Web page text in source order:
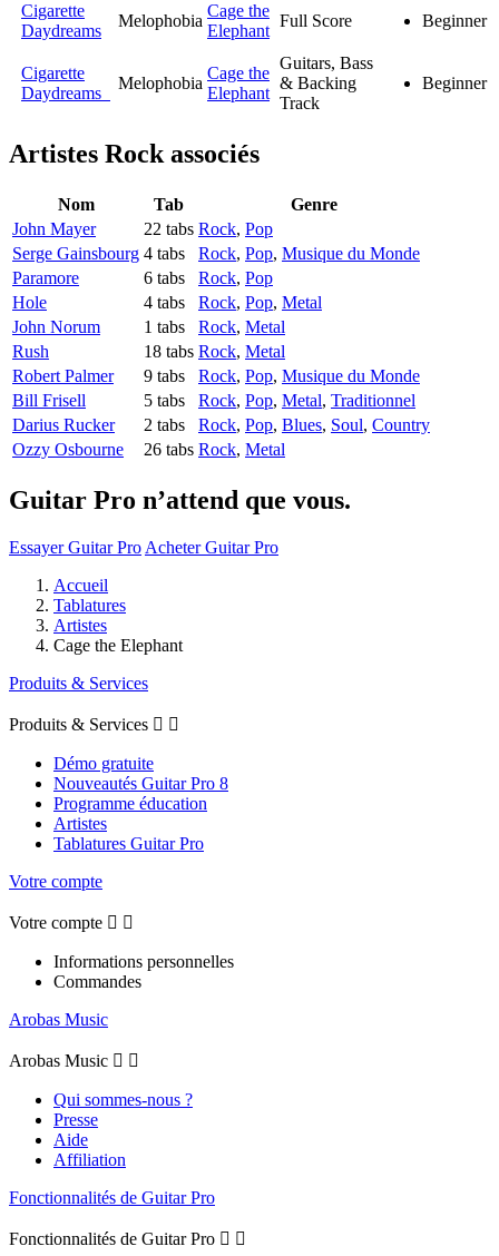
Cigarette
Daydreams
Melophobia
Cage the
Elephant
Full Score Beginner
Cigarette
Daydreams
Melophobia
Cage the
Elephant
Guitars, Bass
& Backing
Track
Beginner
Artistes Rockassociés
Nom Tab
Genre
John Mayer
22 tabs Rock, Pop
Serge Gainsbourg 4 tabs Rock, Pop, Musique du Monde
Paramore
6 tabs Rock, Pop
Hole
4 tabs Rock, Pop, Metal
John Norum
1 tabs Rock, Metal
Rush
18 tabs Rock, Metal
Robert Palmer
9 tabs Rock, Pop, Musique du Monde
Bill Frisell
5 tabs Rock, Pop, Metal, Traditionnel
Darius Rucker
2 tabs Rock, Pop, Blues, Soul, Country
Ozzy Osbourne
26 tabs Rock, Metal
Guitar Pro n’attend que vous.
Essayer Guitar Pro Acheter Guitar Pro
Accueil
Tablatures
Artistes
Cage the Elephant
Produits & Services
Produits & Services  
Démo gratuite
Nouveautés Guitar Pro 8
Programme éducation
Artistes
Tablatures Guitar Pro
Votre compte
Votre compte  
Informations personnelles
Commandes
Arobas Music
Arobas Music  
Qui sommes-nous ?
Presse
Aide
Affiliation
Fonctionnalités de Guitar Pro
Fonctionnalités de Guitar Pro  